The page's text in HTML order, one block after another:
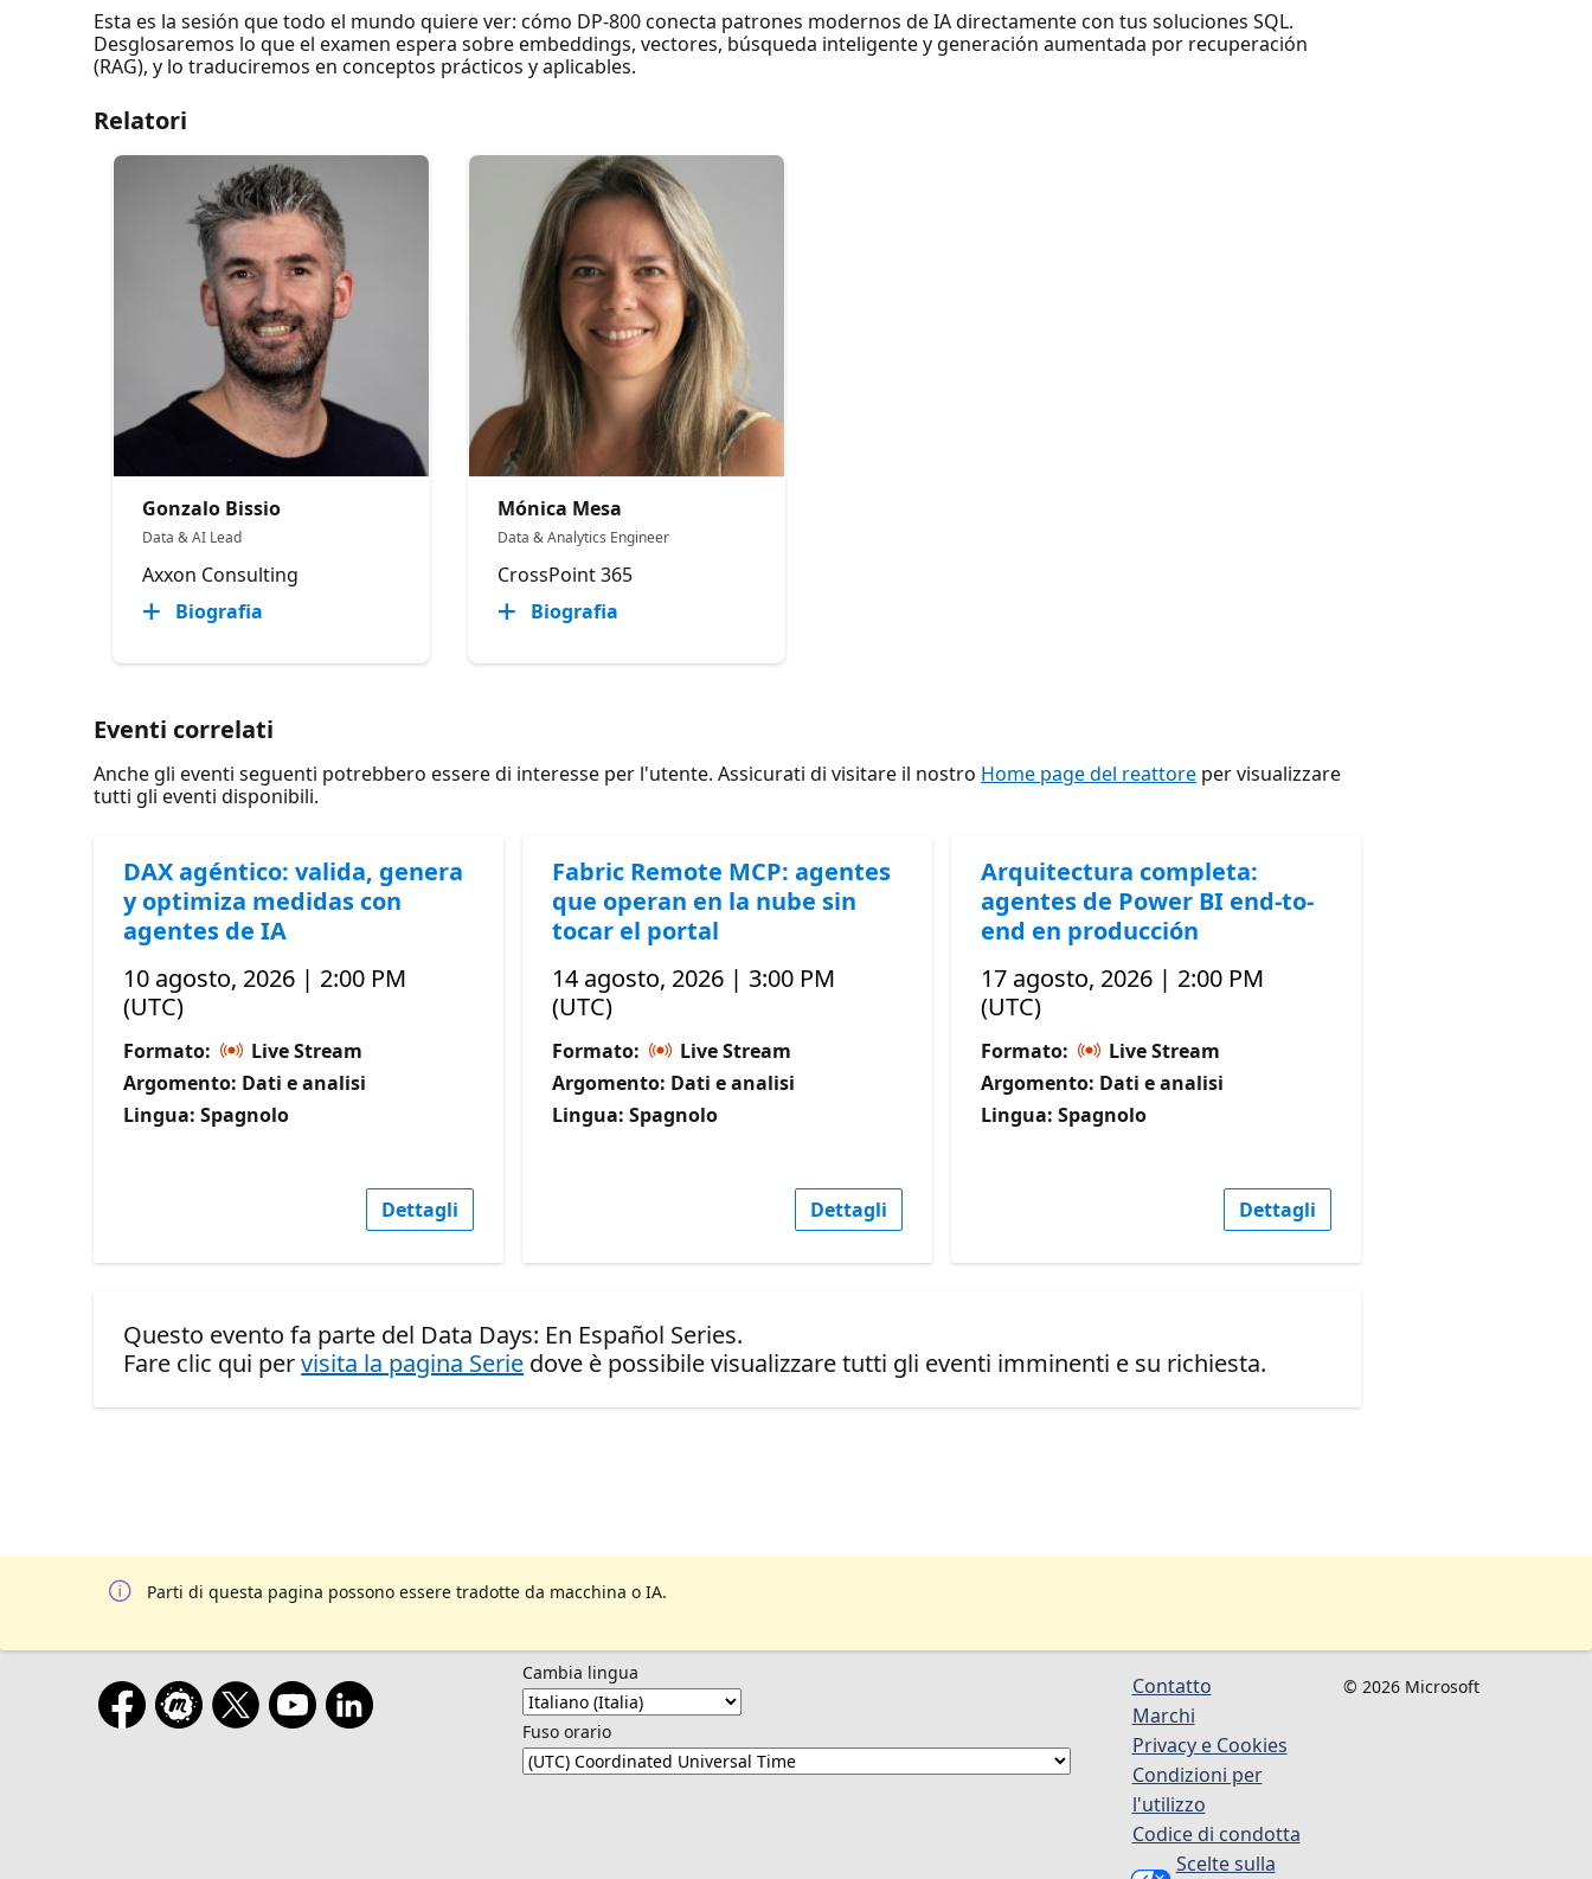
Esta es la sesión que todo el mundo quiere ver: cómo DP-800 conecta patrones modernos de IA directamente con tus soluciones SQL.
Desglosaremos lo que el examen espera sobre embeddings, vectores, búsqueda inteligente y generación aumentada por recuperación
(RAG), y lo traduciremos en conceptos prácticos y aplicables.
Relatori
Gonzalo Bissio
Data & AI Lead
Axxon Consulting
Biografia
Mónica Mesa
Data & Analytics Engineer
CrossPoint 365
Biografia
Eventi correlati
Anche gli eventi seguenti potrebbero essere di interesse per l'utente. Assicurati di visitare il nostro Home page del reattore per visualizzare
tutti gli eventi disponibili.
DAX agéntico: valida, genera
y optimiza medidas con
agentes de IA
10 agosto, 2026 | 2:00 PM
(UTC)
Formato:
Live Stream
Argomento: Dati e analisi
Lingua: Spagnolo
Dettagli
Fabric Remote MCP: agentes
que operan en la nube sin
tocar el portal
14 agosto, 2026 | 3:00 PM
(UTC)
Formato:
Live Stream
Argomento: Dati e analisi
Lingua: Spagnolo
Dettagli
Arquitectura completa:
agentes de Power BI end-to-
end en producción
17 agosto, 2026 | 2:00 PM
(UTC)
Formato:
Live Stream
Argomento: Dati e analisi
Lingua: Spagnolo
Dettagli
Questo evento fa parte del Data Days: En Español Series.
Fare clic qui pervisita la pagina Serie dove è possibile visualizzare tutti gli eventi imminenti e su richiesta.
Parti di questa pagina possono essere tradotte da macchina o IA.
Cambia lingua
Fuso orario
Contatto
Marchi
Privacy e Cookies
Condizioni per
l'utilizzo
Codice di condotta
Scelte sulla
© 2026 Microsoft